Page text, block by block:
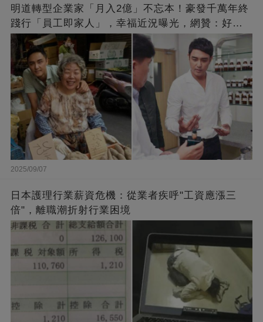
明道轉型企業家「月入2億」不忘本！豪發千萬年終
踐行「員工即家人」，幸福近況曝光，網贊：好老
闆的福報
2025/09/07
日本護理行業薪資危機：從業者疾呼"工資應漲三
倍"，離職潮折射行業困境